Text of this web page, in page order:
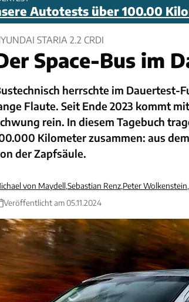
Autotests über 100.00
STARIA 2.2 CRDI
Space-Bus im
herrschte im Dauertest-
Flaute. Seit Ende 2023 kommt
rein. In diesem Tagebuch
Kilometer zusammen: aus
der Zapfsäule.
von Maydell,Sebastian Renz,Peter Wolkenstein,
Veröffentlicht am 05.11.2024